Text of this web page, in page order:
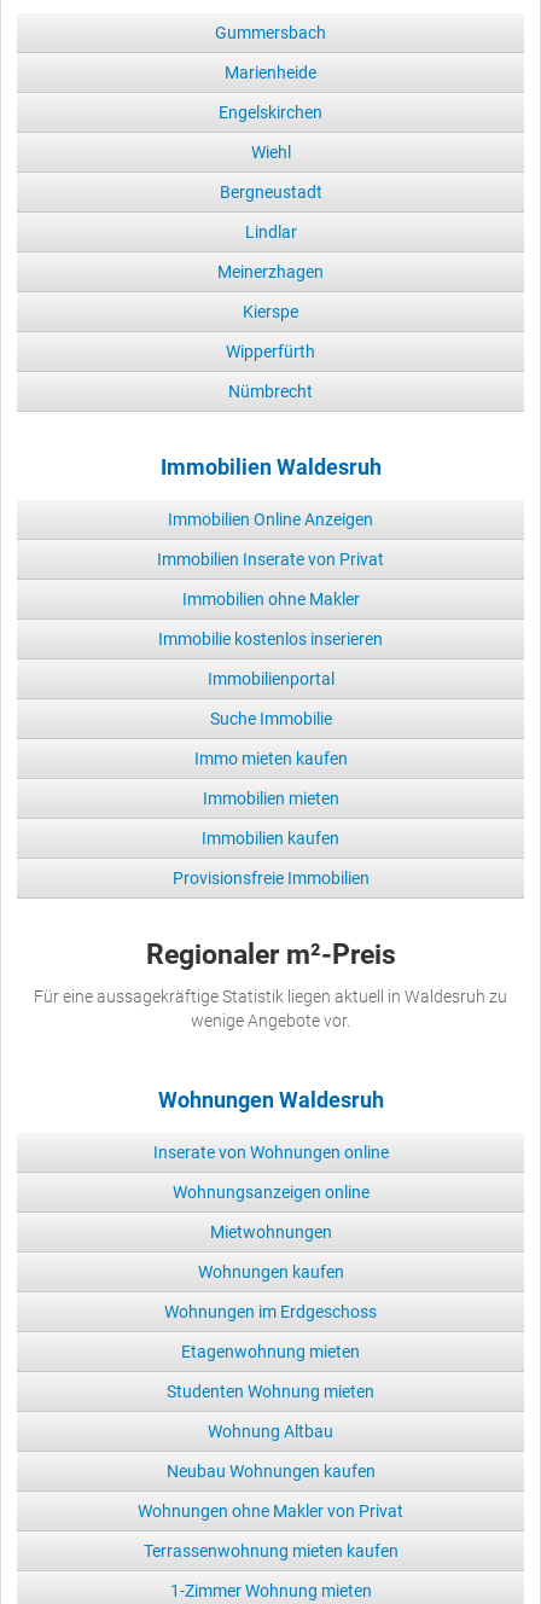
Gummersbach
Marienheide
Engelskirchen
Wiehl
Bergneustadt
Lindlar
Meinerzhagen
Kierspe
Wipperfürth
Nümbrecht
Immobilien Waldesruh
Immobilien Online Anzeigen
Immobilien Inserate von Privat
Immobilien ohne Makler
Immobilie kostenlos inserieren
Immobilienportal
Suche Immobilie
Immo mieten kaufen
Immobilien mieten
Immobilien kaufen
Provisionsfreie Immobilien
Regionaler m²-Preis
Für eine aussagekräftige Statistik liegen aktuell in Waldesruh zu
wenige Angebote vor.
Wohnungen Waldesruh
Inserate von Wohnungen online
Wohnungsanzeigen online
Mietwohnungen
Wohnungen kaufen
Wohnungen im Erdgeschoss
Etagenwohnung mieten
Studenten Wohnung mieten
Wohnung Altbau
Neubau Wohnungen kaufen
Wohnungen ohne Makler von Privat
Terrassenwohnung mieten kaufen
1-Zimmer Wohnung mieten